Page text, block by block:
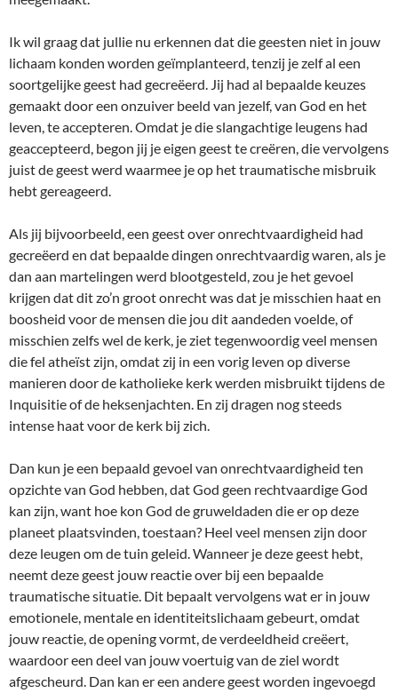
Ik wil graag dat jullie nu erkennen dat die geesten niet in jouw
lichaam konden worden geïmplanteerd, tenzij je zelf al een
soortgelijke geest had gecreëerd. Jij had al bepaalde keuzes
gemaakt door een onzuiver beeld van jezelf, van God en het
leven, te accepteren. Omdat je die slangachtige leugens had
geaccepteerd, begon jij je eigen geest te creëren, die vervolgens
juist de geest werd waarmee je op het traumatische misbruik
hebt gereageerd.
Als jij bijvoorbeeld, een geest over onrechtvaardigheid had
gecreëerd en dat bepaalde dingen onrechtvaardig waren, als je
dan aan martelingen werd blootgesteld, zou je het gevoel
krijgen dat dit zo’n groot onrecht was dat je misschien haat en
boosheid voor de mensen die jou dit aandeden voelde, of
misschien zelfs wel de kerk, je ziet tegenwoordig veel mensen
die fel atheïst zijn, omdat zij in een vorig leven op diverse
manieren door de katholieke kerk werden misbruikt tijdens de
Inquisitie of de heksenjachten. En zij dragen nog steeds
intense haat voor de kerk bij zich.
Dan kun je een bepaald gevoel van onrechtvaardigheid ten
opzichte van God hebben, dat God geen rechtvaardige God
kan zijn, want hoe kon God de gruweldaden die er op deze
planeet plaatsvinden, toestaan? Heel veel mensen zijn door
deze leugen om de tuin geleid. Wanneer je deze geest hebt,
neemt deze geest jouw reactie over bij een bepaalde
traumatische situatie. Dit bepaalt vervolgens wat er in jouw
emotionele, mentale en identiteitslichaam gebeurt, omdat
jouw reactie, de opening vormt, de verdeeldheid creëert,
waardoor een deel van jouw voertuig van de ziel wordt
afgescheurd. Dan kan er een andere geest worden ingevoegd